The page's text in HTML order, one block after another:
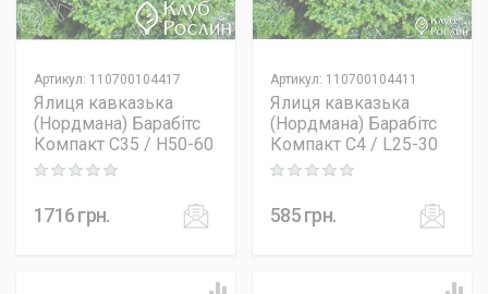
Артикул: 110700104417
Ялиця кавказька
(Нордмана) Барабітс
Компакт C35 / H50-60
Rating: 0 out of 5
1716грн.
Артикул: 110700104411
Ялиця кавказька
(Нордмана) Барабітс
Компакт C4 / L25-30
Rating: 0 out of 5
585грн.